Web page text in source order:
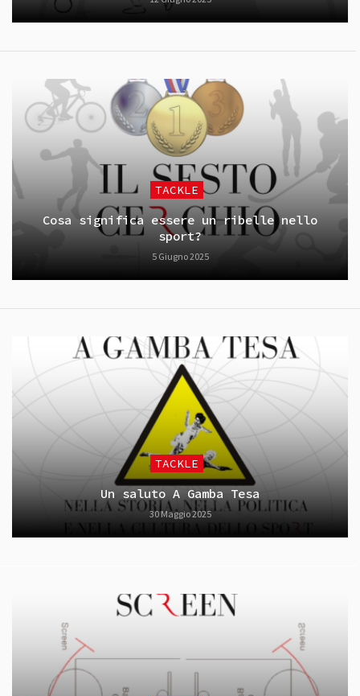
TACKLE
Cosa significa essere un ribelle nello
sport?
5 Giugno 2025
TACKLE
Un saluto A Gamba Tesa
30 Maggio 2025